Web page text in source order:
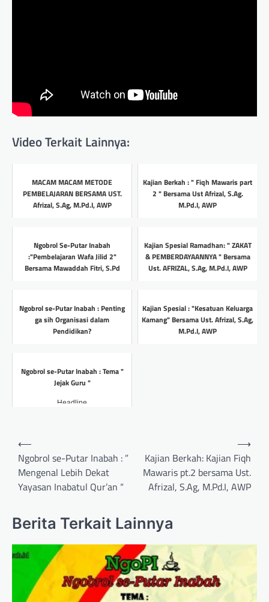
Video Terkait Lainnya:
MACAM MACAM METODE
PEMBELAJARAN BERSAMA UST.
Afrizal, S.Ag, M.Pd.I, AWP
Kajian Berkah : " Fiqh Mawaris part
2 " Bersama Ust Afrizal, S.Ag.
M.Pd.I, AWP
Ngobrol Se-Putar Inabah
:"Pembelajaran Wafa Jilid 2"
Bersama Mawaddah Fitri, S.Pd
Kajian Spesial Ramadhan: " ZAKAT
& PEMBERDAYAANNYA " Bersama
Ust. AFRIZAL, S.Ag, M.Pd.I, AWP
Ngobrol se-Putar Inabah : Penting
ga sih Organisasi dalam
Pendidikan?
Kajian Spesial : "Kesatuan Keluarga
Kamang" Bersama Ust. Afrizal, S.Ag,
M.Pd.I, AWP
Ngobrol se-Putar Inabah : Tema "
Jejak Guru "
Headline
Post
navigation
⟵
Ngobrol se-Putar Inabah : ”
Mengenal Lebih Dekat
Yayasan Inabatul Qur’an “
Kajian Berkah: Kajian Fiqh
Mawaris pt.2 bersama Ust.
Afrizal, S.Ag, M.Pd.I, AWP
⟶
Berita Terkait Lainnya